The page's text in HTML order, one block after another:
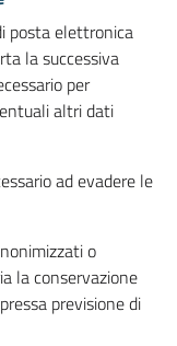
posta elettronica
la successiva
per
altri dati
ad evadere le
o
la conservazione
previsione di